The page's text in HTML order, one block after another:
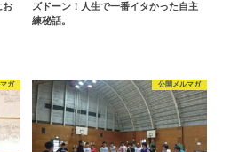
お
ズドーン！人生で一番イタかった自主
練秘話。
ガ 公開メルマガ